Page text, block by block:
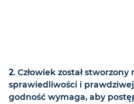
2. Człowiek został
sprawiedliwości i
godność wymaga, aby